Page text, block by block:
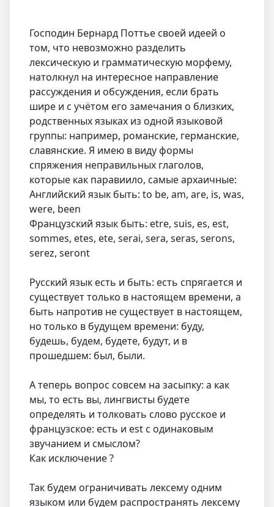
Господин Бернард Поттье своей идеей о
том, что невозможно разделить
лексическую и грамматическую морфему,
натолкнул на интересное направление
рассуждения и обсуждения, если брать
шире и с учётом его замечания о близких,
родственных языках из одной языковой
группы: например, романские, германские,
славянские. Я имею в виду формы
спряжения неправильных глаголов,
которые как паравиило, самые архаичные:
Английский язык быть: to be, am, are, is, was,
were, been
Французский язык быть: etre, suis, es, est,
sommes, etes, ete, serai, sera, seras, serons,
serez, seront
Русский язык есть и быть: есть спрягается и
существует только в настоящем времени, а
быть напротив не существует в настоящем,
но только в будущем времени: буду,
будешь, будем, будете, будут, и в
прошедшем: был, были.
А теперь вопрос совсем на засыпку: а как
мы, то есть вы, лингвисты будете
определять и толковать слово русское и
французское: есть и est с одинаковым
звучанием и смыслом?
Как исключение ?
Так будем ограничивать лексему одним
языком или будем распространять лексему